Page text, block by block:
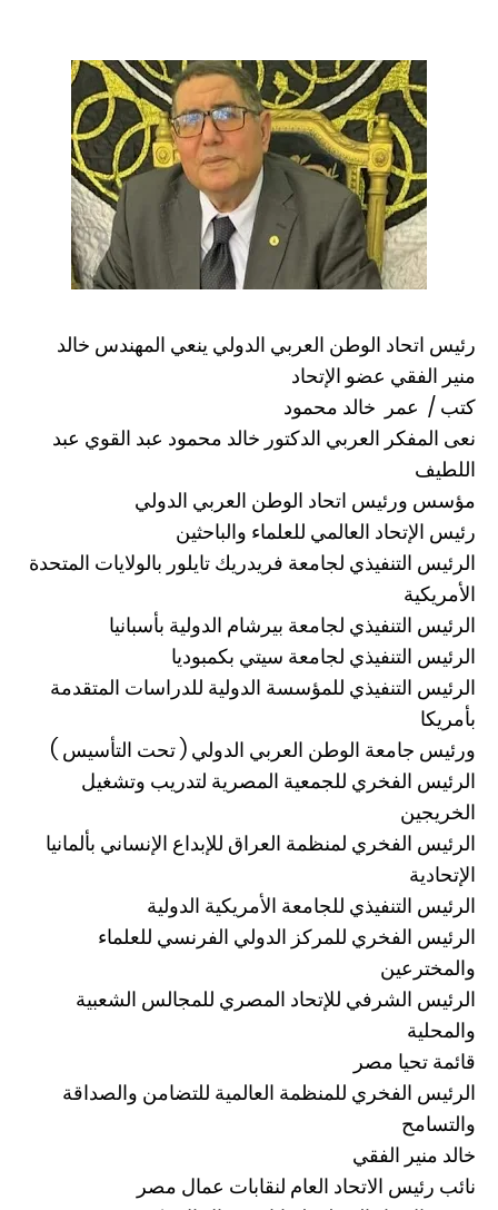
رئيس اتحاد الوطن العربي الدولي ينعي المهندس خالد
منير الفقي عضو الإتحاد
كتب / عمر خالد محمود
نعى المفكر العربي الدكتور خالد محمود عبد القوي عبد
اللطيف
مؤسس ورئيس اتحاد الوطن العربي الدولي
رئيس الإتحاد العالمي للعلماء والباحثين
الرئيس التنفيذي لجامعة فريدريك تايلور بالولايات المتحدة
الأمريكية
الرئيس التنفيذي لجامعة بيرشام الدولية بأسبانيا
الرئيس التنفيذي لجامعة سيتي بكمبوديا
الرئيس التنفيذي للمؤسسة الدولية للدراسات المتقدمة
بأمريكا
ورئيس جامعة الوطن العربي الدولي ( تحت التأسيس )
الرئيس الفخري للجمعية المصرية لتدريب وتشغيل
الخريجين
الرئيس الفخري لمنظمة العراق للإبداع الإنساني بألمانيا
الإتحادية
الرئيس التنفيذي للجامعة الأمريكية الدولية
الرئيس الفخري للمركز الدولي الفرنسي للعلماء
والمخترعين
الرئيس الشرفي للإتحاد المصري للمجالس الشعبية
والمحلية
قائمة تحيا مصر
الرئيس الفخري للمنظمة العالمية للتضامن والصداقة
والتسامح
خالد منير الفقي
نائب رئيس الاتحاد العام لنقابات عمال مصر